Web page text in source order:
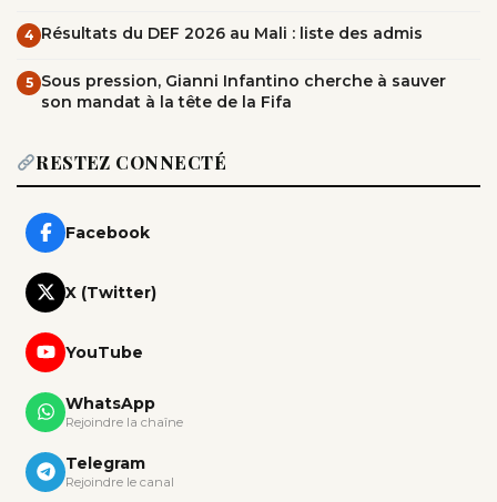
4 Résultats du DEF 2026 au Mali : liste des admis
5 Sous pression, Gianni Infantino cherche à sauver
son mandat à la tête de la Fifa
RESTEZ CONNECTÉ
Facebook
X (Twitter)
YouTube
WhatsApp
Rejoindre la chaîne
Telegram
Rejoindre le canal